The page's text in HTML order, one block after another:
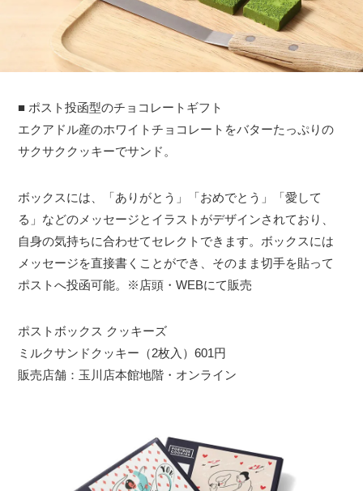
■ ポスト投函型のチョコレートギフト
エクアドル産のホワイトチョコレートをバターたっぷりの
サクサククッキーでサンド。
ボックスには、「ありがとう」「おめでとう」「愛して
る」などのメッセージとイラストがデザインされており、
自身の気持ちに合わせてセレクトできます。ボックスには
メッセージを直接書くことができ、そのまま切手を貼って
ポストへ投函可能。※店頭・WEBにて販売
ポストボックス クッキーズ
ミルクサンドクッキー（2枚入）601円
販売店舗：玉川店本館地階・オンライン